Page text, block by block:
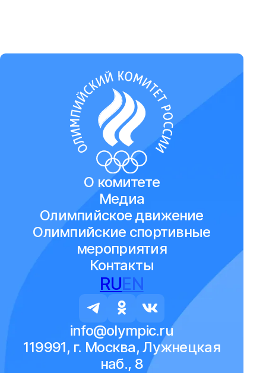
О комитете
Медиа
Олимпийское движение
Олимпийские спортивные
мероприятия
Контакты
RUEN
info@olympic.ru
119991, г. Москва, Лужнецкая
наб., 8